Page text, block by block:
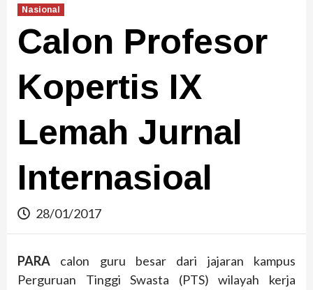
Nasional
Calon Profesor
Kopertis IX
Lemah Jurnal
Internasioal
28/01/2017
PARA calon guru besar dari jajaran kampus
Perguruan Tinggi Swasta (PTS) wilayah kerja